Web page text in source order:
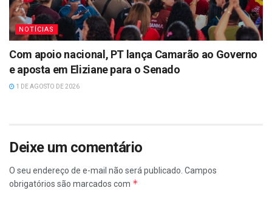
NOTÍCIAS
Com apoio nacional, PT lança Camarão ao Governo
e aposta em Eliziane para o Senado
1 DE AGOSTO DE 2026
Deixe um comentário
O seu endereço de e-mail não será publicado. Campos
obrigatórios são marcados com *